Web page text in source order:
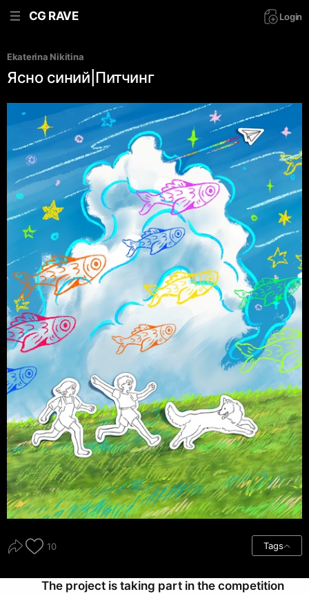
CG RAVE Login
Ekaterina Nikitina
Ясно синий|Питчинг
10 Tags
The project is taking part in the competition